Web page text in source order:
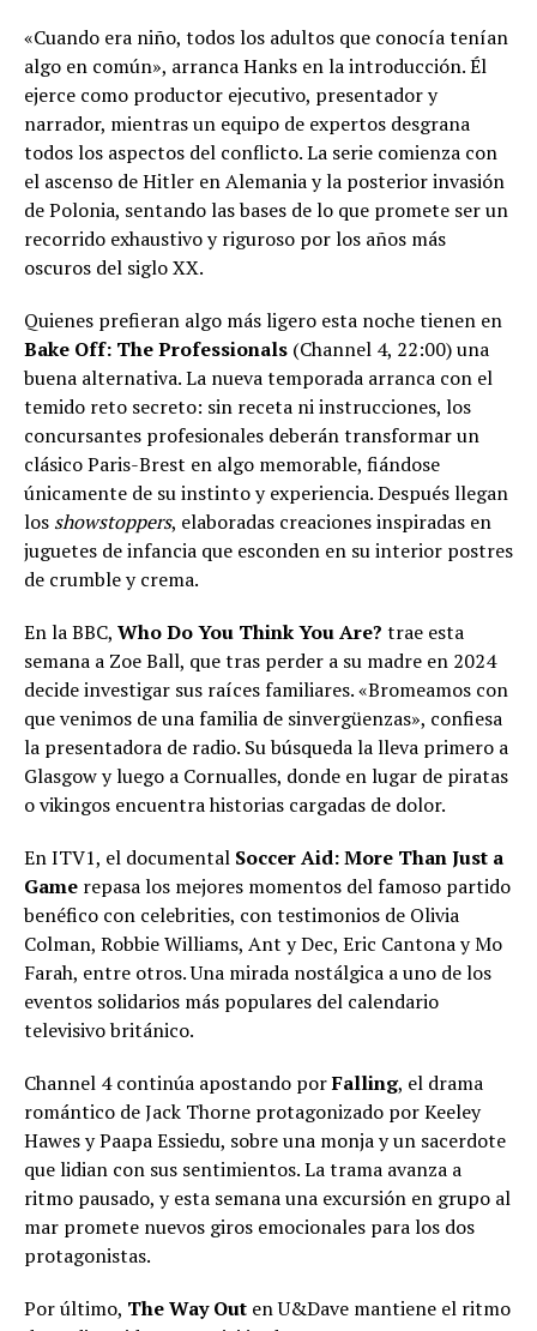
«Cuando era niño, todos los adultos que conocía tenían
algo en común», arranca Hanks en la introducción. Él
ejerce como productor ejecutivo, presentador y
narrador, mientras un equipo de expertos desgrana
todos los aspectos del conflicto. La serie comienza con
el ascenso de Hitler en Alemania y la posterior invasión
de Polonia, sentando las bases de lo que promete ser un
recorrido exhaustivo y riguroso por los años más
oscuros del siglo XX.
Quienes prefieran algo más ligero esta noche tienen en
Bake Off: The Professionals (Channel 4, 22:00) una
buena alternativa. La nueva temporada arranca con el
temido reto secreto: sin receta ni instrucciones, los
concursantes profesionales deberán transformar un
clásico Paris-Brest en algo memorable, fiándose
únicamente de su instinto y experiencia. Después llegan
los showstoppers, elaboradas creaciones inspiradas en
juguetes de infancia que esconden en su interior postres
de crumble y crema.
En la BBC, Who Do You Think You Are? trae esta
semana a Zoe Ball, que tras perder a su madre en 2024
decide investigar sus raíces familiares. «Bromeamos con
que venimos de una familia de sinvergüenzas», confiesa
la presentadora de radio. Su búsqueda la lleva primero a
Glasgow y luego a Cornualles, donde en lugar de piratas
o vikingos encuentra historias cargadas de dolor.
En ITV1, el documental Soccer Aid: More Than Just a
Game repasa los mejores momentos del famoso partido
benéfico con celebrities, con testimonios de Olivia
Colman, Robbie Williams, Ant y Dec, Eric Cantona y Mo
Farah, entre otros. Una mirada nostálgica a uno de los
eventos solidarios más populares del calendario
televisivo británico.
Channel 4 continúa apostando porFalling, el drama
romántico de Jack Thorne protagonizado por Keeley
Hawes y Paapa Essiedu, sobre una monja y un sacerdote
que lidian con sus sentimientos. La trama avanza a
ritmo pausado, y esta semana una excursión en grupo al
mar promete nuevos giros emocionales para los dos
protagonistas.
Por último, The Way Out en U&Dave mantiene el ritmo